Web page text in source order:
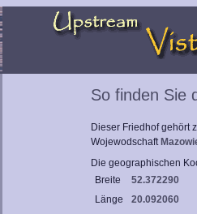
So finden Sie
Dieser Friedhof gehört
Wojewodschaft
Die geographischen
Breite
52.372290
Länge
20.092060